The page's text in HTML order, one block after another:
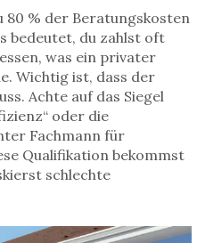
80 % der Beratungskosten
bedeutet, du zahlst oft
was ein privater
Wichtig ist, dass der
Achte auf das Siegel
oder die
Fachmann für
Qualifikation bekommst
schlechte